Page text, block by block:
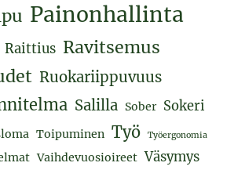
Painonhallinta
Raittius Ravitsemus
Ruokariippuvuus
Salilla Sober Sokeri
Toipuminen Työ Työergonomia
Vaihdevuosioireet Väsymys